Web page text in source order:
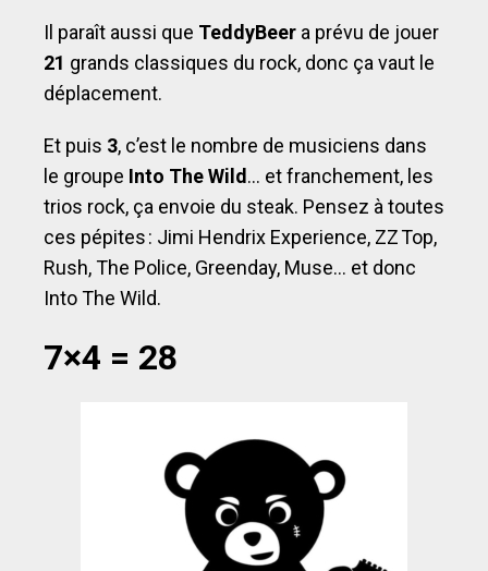
Il paraît aussi que TeddyBeer a prévu de jouer
21 grands classiques du rock, donc ça vaut le
déplacement.
Et puis 3, c’est le nombre de musiciens dans
le groupe Into The Wild… et franchement, les
trios rock, ça envoie du steak. Pensez à toutes
ces pépites : Jimi Hendrix Experience, ZZ Top,
Rush, The Police, Greenday, Muse… et donc
Into The Wild.
7×4 = 28